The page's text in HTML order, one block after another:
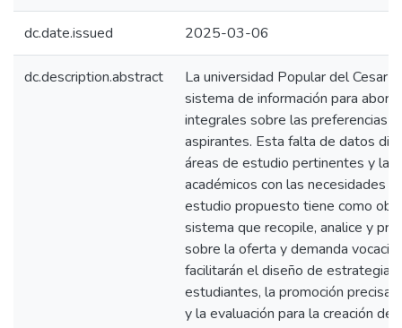
dc.date.issued 2025-03-06
dc.description.abstract
La universidad Popular del Cesar
sistema de información para
integrales sobre las preferencias
aspirantes. Esta falta de datos
áreas de estudio pertinentes y la
académicos con las necesidades
estudio propuesto tiene como
sistema que recopile, analice y
sobre la oferta y demanda
facilitarán el diseño de estrategias
estudiantes, la promoción precisa
y la evaluación para la creación de